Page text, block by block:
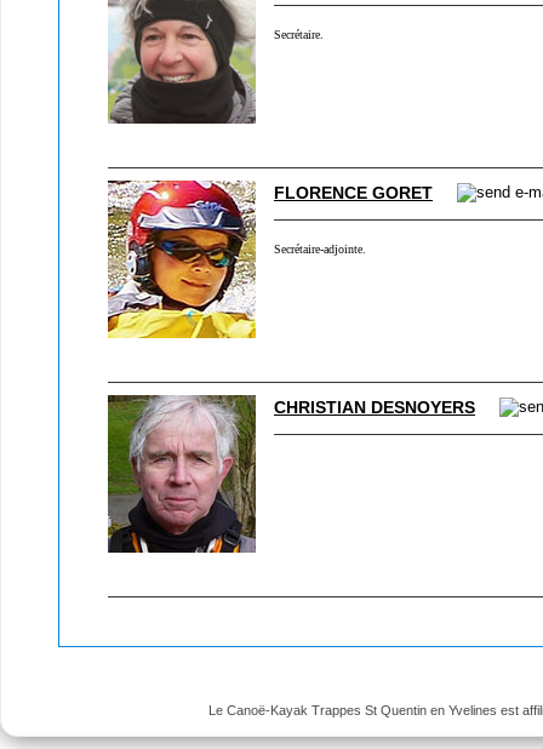
Secrétaire.
FLORENCE GORET
Secrétaire-adjointe.
CHRISTIAN DESNOYERS
Le Canoë-Kayak Trappes St Quentin en Yvelines est